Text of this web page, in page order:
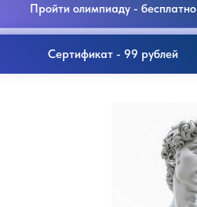
Пройти олимпиаду - бесплатно
Сертификат - 99 рублей